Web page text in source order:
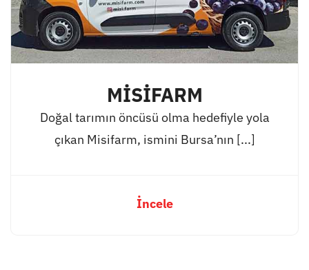
MİSİFARM
Doğal tarımın öncüsü olma hedefiyle yola
çıkan Misifarm, ismini Bursa’nın [...]
İncele